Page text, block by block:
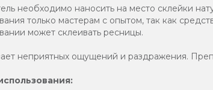
необходимо наносить на место склейки
только мастерам с опытом, так как
может склеивать ресницы.
неприятных ощущений и раздражения.